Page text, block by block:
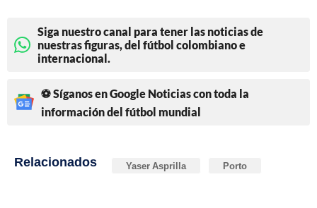
Siga nuestro canal para tener las noticias de
nuestras figuras, del fútbol colombiano e
internacional.
⚽ Síganos en Google Noticias con toda la
información del fútbol mundial
Relacionados Yaser Asprilla Porto